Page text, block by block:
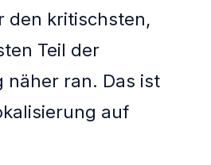
den kritischsten,
Teil der
näher ran. Das ist
auf